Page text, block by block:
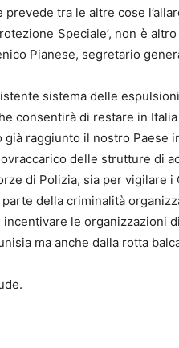
tra le altre cose
Speciale’, non è
Pianese, segretario
sistema delle
consentirà di restare in
già raggiunto il nostro Paese
delle strutture di
di Polizia, sia per vigilare
della criminalità
le organizzazioni
ma anche dalla rotta